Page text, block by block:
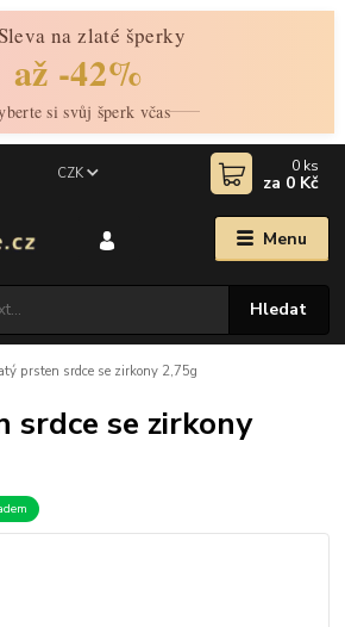
na zlaté šperky
až -42%
si svůj šperk včas
Menu
CZK
Hledat
0 ks
za 0 Kč
prsten srdce se zirkony 2,75g
se zirkony